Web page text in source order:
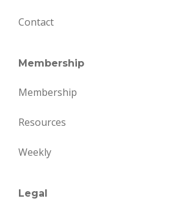
Contact
Membership
Membership
Resources
Weekly
Legal